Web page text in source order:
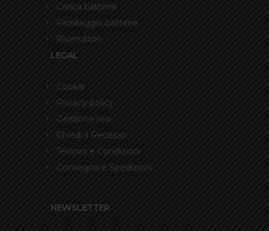
Carica batterie
Ricellaggio batterie
Rivenditori
LEGAL
Cookie
Privacy policy
Gestione resi
Chiedi il Recesso
Termini e Condizioni
Consegna e Spedizioni
NEWSLETTER